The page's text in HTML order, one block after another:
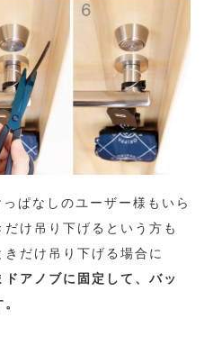
ぱなしのユーザー様もいら
け吊り下げるという方も
だけ吊り下げる場合に
アノブに固定して、バッ